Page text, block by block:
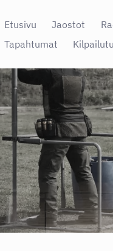
Etusivu Jaostot
Tapahtumat